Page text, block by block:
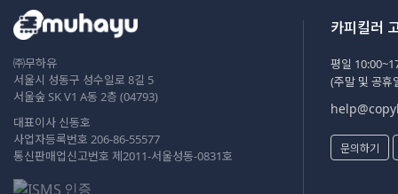
㈜무하유
서울시 성동구 성수일로 8길 5
서울숲 SK V1 A동 2층 (04793)
대표이사 신동호
사업자등록번호 206-86-55577
통신판매업신고번호 제2011-서울성동-0831호
카피킬러
평일
(주말 및 공휴
문의하기